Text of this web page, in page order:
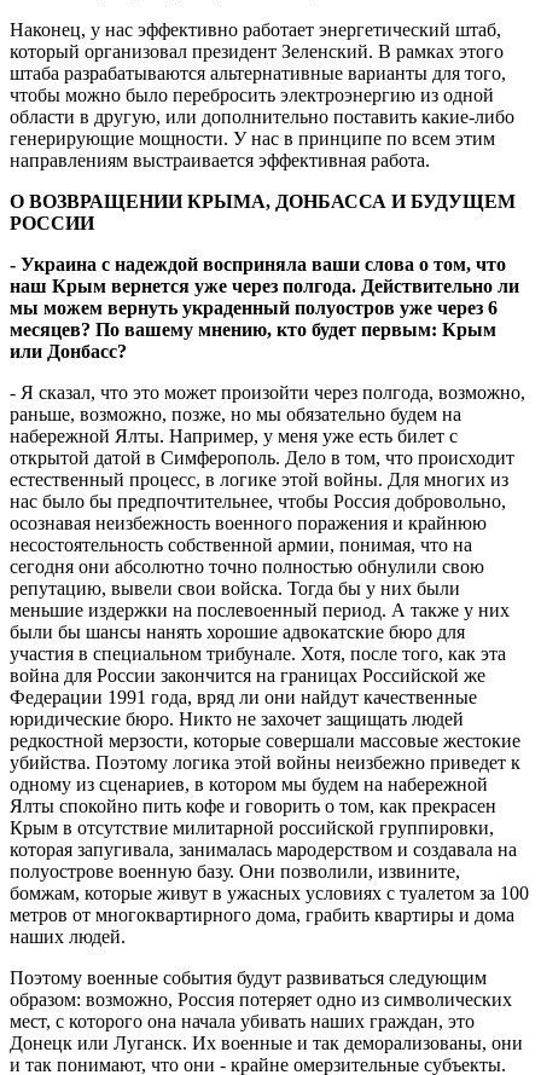
Наконец, у нас эффективно работает энергетический штаб,
который организовал президент Зеленский. В рамках этого
штаба разрабатываются альтернативные варианты для того,
чтобы можно было перебросить электроэнергию из одной
области в другую, или дополнительно поставить какие-либо
генерирующие мощности. У нас в принципе по всем этим
направлениям выстраивается эффективная работа.
О ВОЗВРАЩЕНИИ КРЫМА, ДОНБАССА И БУДУЩЕМ
РОССИИ
- Украина с надеждой восприняла ваши слова о том, что
наш Крым вернется уже через полгода. Действительно ли
мы можем вернуть украденный полуостров уже через 6
месяцев? По вашему мнению, кто будет первым: Крым
или Донбасс?
- Я сказал, что это может произойти через полгода, возможно,
раньше, возможно, позже, но мы обязательно будем на
набережной Ялты. Например, у меня уже есть билет с
открытой датой в Симферополь. Дело в том, что происходит
естественный процесс, в логике этой войны. Для многих из
нас было бы предпочтительнее, чтобы Россия добровольно,
осознавая неизбежность военного поражения и крайнюю
несостоятельность собственной армии, понимая, что на
сегодня они абсолютно точно полностью обнулили свою
репутацию, вывели свои войска. Тогда бы у них были
меньшие издержки на послевоенный период. А также у них
были бы шансы нанять хорошие адвокатские бюро для
участия в специальном трибунале. Хотя, после того, как эта
война для России закончится на границах Российской же
Федерации 1991 года, вряд ли они найдут качественные
юридические бюро. Никто не захочет защищать людей
редкостной мерзости, которые совершали массовые жестокие
убийства. Поэтому логика этой войны неизбежно приведет к
одному из сценариев, в котором мы будем на набережной
Ялты спокойно пить кофе и говорить о том, как прекрасен
Крым в отсутствие милитарной российской группировки,
которая запугивала, занималась мародерством и создавала на
полуострове военную базу. Они позволили, извините,
бомжам, которые живут в ужасных условиях с туалетом за 100
метров от многоквартирного дома, грабить квартиры и дома
наших людей.
Поэтому военные события будут развиваться следующим
образом: возможно, Россия потеряет одно из символических
мест, с которого она начала убивать наших граждан, это
Донецк или Луганск. Их военные и так деморализованы, они
и так понимают, что они - крайне омерзительные субъекты.